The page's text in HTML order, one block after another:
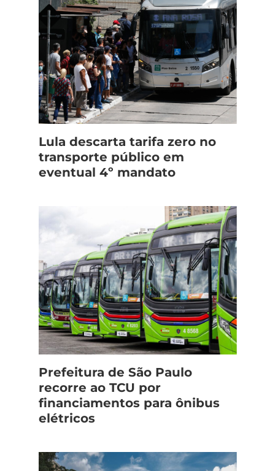
Lula descarta tarifa zero no
transporte público em
eventual 4º mandato
Prefeitura de São Paulo
recorre ao TCU por
financiamentos para ônibus
elétricos